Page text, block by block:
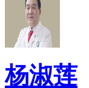
杨淑莲